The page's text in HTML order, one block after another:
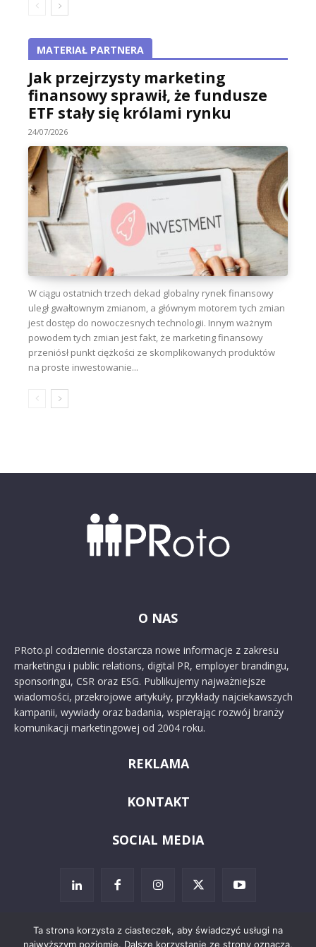
MATERIAŁ PARTNERA
Jak przejrzysty marketing
finansowy sprawił, że fundusze
ETF stały się królami rynku
24/07/2026
W ciągu ostatnich trzech dekad globalny rynek finansowy
uległ gwałtownym zmianom, a głównym motorem tych zmian
jest dostęp do nowoczesnych technologii. Innym ważnym
powodem tych zmian jest fakt, że marketing finansowy
przeniósł punkt ciężkości ze skomplikowanych produktów
na proste inwestowanie...
O NAS
PRoto.pl codziennie dostarcza nowe informacje z zakresu
marketingu i public relations, digital PR, employer brandingu,
sponsoringu, CSR oraz ESG. Publikujemy najważniejsze
wiadomości, przekrojowe artykuły, przykłady najciekawszych
kampanii, wywiady oraz badania, wspierając rozwój branży
komunikacji marketingowej od 2004 roku.
REKLAMA
KONTAKT
SOCIAL MEDIA
Ta strona korzysta z ciasteczek, aby świadczyć usługi na
najwyższym poziomie. Dalsze korzystanie ze strony oznacza,